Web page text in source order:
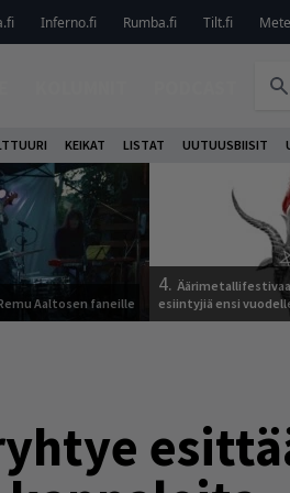
Inferno.fi Rumba.fi Tilt.fi
KEIKAT LISTAT UUTUUSBIISIT
Aaltosen faneille
4.
esiintyjiä ensi